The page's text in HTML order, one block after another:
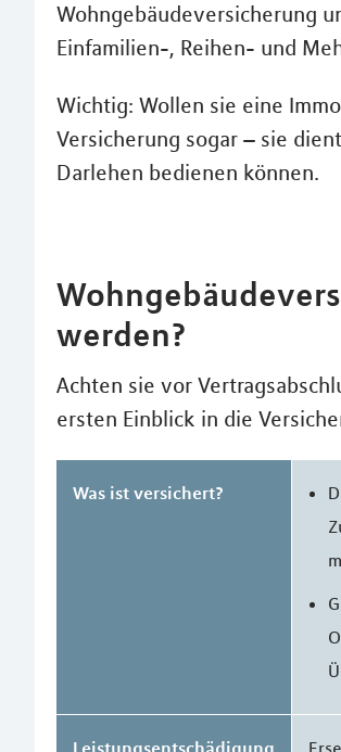
Wohngebäudeversicherung
Einfamilien-, Reihen- und
Wichtig: Wollen sie eine
Versicherung sogar – sie
Darlehen bedienen können.
werden?
Achten sie vor
ersten Einblick in die
Was ist versichert?
Leistungsentschädigung